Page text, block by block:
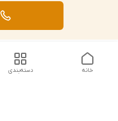
دسته‌بندی خانه